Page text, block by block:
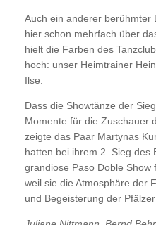
Auch ein anderer berühmter
hier schon mehrfach über
hielt die Farben des
hoch: unser Heimtrainer
Ilse.
Dass die Showtänze der
Momente für die Zuschauer
zeigte das Paar Martynas
hatten bei ihrem 2. Sieg des
grandiose Paso Doble Show
weil sie die Atmosphäre der
und Begeisterung der